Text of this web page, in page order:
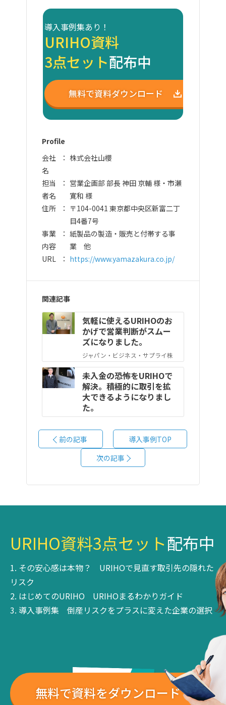
導入事例集あり！
URIHO資料
3点セット配布中
無料で資料ダウンロード
Profile
会社
名
株式会社山櫻
担当
者名
営業企画部 部長 神田 京輔 様・市瀬
寛和 様
住所
〒104-0041 東京都中央区新富二丁
目4番7号
事業
内容
紙製品の製造・販売と付帯する事
業 他
URL
https://www.yamazakura.co.jp/
関連記事
気軽に使えるURIHOのお
かげで営業判断がスムー
ズになりました。
ジャパン・ビジネス・サプライ株
式会社 第一法人営業部 部長：栗
原 亮一 様
未入金の恐怖をURIHOで
解決。積極的に取引を拡
大できるようになりまし
た。
役：岸波 邦光 様
前の記事
導入事例TOP
次の記事
URIHO資料3点セット配布中
その安心感は本物？
URIHOで見直す取引先の隠れた
リスク
はじめてのURIHO
URIHOまるわかりガイド
導入事例集
倒産リスクをプラスに変えた企業の選択
無料で資料をダウンロード